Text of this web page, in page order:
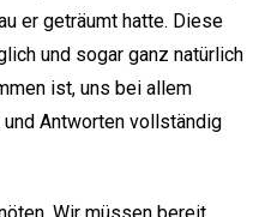
er geträumt hatte. Diese
und sogar ganz natürlich
ist, uns bei allem
und Antworten vollständig